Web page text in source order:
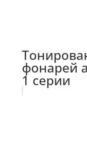
фонарей
1 серии